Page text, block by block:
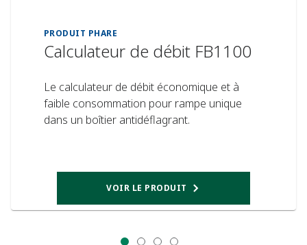
PRODUIT PHARE
Calculateur de débit FB1100
Le calculateur de débit économique et à
faible consommation pour rampe unique
dans un boîtier antidéflagrant.
VOIR LE PRODUIT